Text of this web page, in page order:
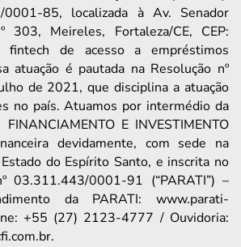
0001-85, localizada à Av. Senador
303, Meireles, Fortaleza/CE, CEP:
fintech de acesso a empréstimos
atuação é pautada na Resolução nº
de 2021, que disciplina a atuação
no país. Atuamos por intermédio da
FINANCIAMENTO E INVESTIMENTO
devidamente, com sede na
do Espírito Santo, e inscrita no
03.311.443/0001-91 (“PARATI”) –
da PARATI: www.parati-
+55 (27) 2123-4777 / Ouvidoria: